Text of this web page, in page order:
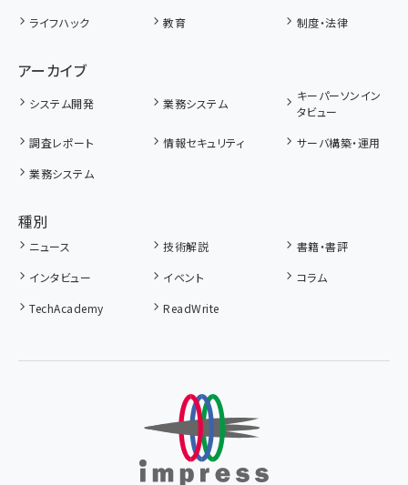
ライフハック
教育 制度・法律
アーカイブ
システム開発 業務システム
キーパーソンイン
タビュー
調査レポート
情報セキュリティ
サーバ構築・運用
業務システム
種別
ニュース 技術解説
書籍・書評
インタビュー
イベント
コラム
TechAcademy
ReadWrite